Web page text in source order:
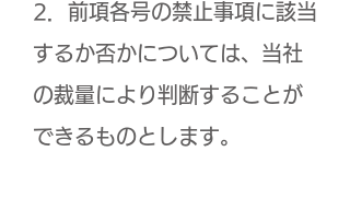
2．前項各号の禁止事項に該当
するか否かについては、当社
の裁量により判断することが
できるものとします。